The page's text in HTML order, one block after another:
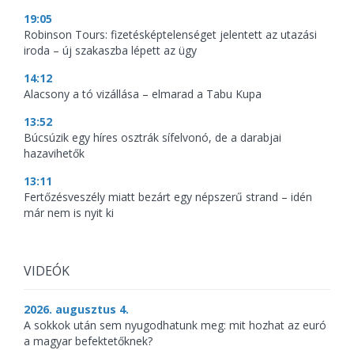
19:05
Robinson Tours: fizetésképtelenséget jelentett az utazási
iroda – új szakaszba lépett az ügy
14:12
Alacsony a tó vizállása – elmarad a Tabu Kupa
13:52
Búcsúzik egy híres osztrák sífelvonó, de a darabjai
hazavihetők
13:11
Fertőzésveszély miatt bezárt egy népszerű strand – idén
már nem is nyit ki
VIDEÓK
2026. augusztus 4.
A sokkok után sem nyugodhatunk meg: mit hozhat az euró
a magyar befektetőknek?